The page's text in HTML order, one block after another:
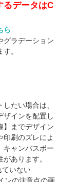
るデータはC
ら
グラデーション
。
たい場合は、
ザインを配置し
】までデザイン
印刷のズレによ
キャンバスボー
あります。
ていない